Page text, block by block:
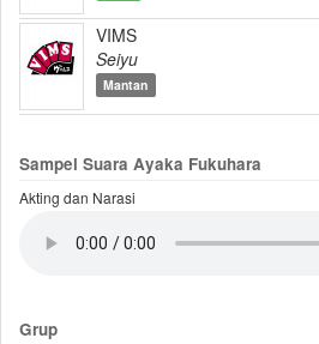
VIMS
Seiyu
Mantan
Sampel Suara Ayaka Fukuhara
Akting dan Narasi
Grup